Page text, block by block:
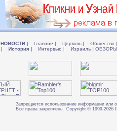
НОВОСТИ | Главное | Церковь | Общество |
| История | Интервью | Израиль |
Запрещается использование информации или
Все права закреплены. Copyright © 1999-